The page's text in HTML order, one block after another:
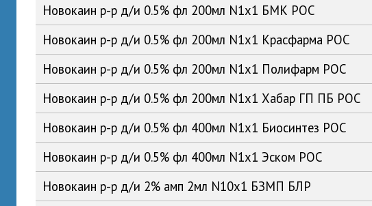
Новокаин р-р д/и 0.5% фл 200мл N1x1 БМК РОС
Новокаин р-р д/и 0.5% фл 200мл N1x1 Красфарма РОС
Новокаин р-р д/и 0.5% фл 200мл N1x1 Полифарм РОС
Новокаин р-р д/и 0.5% фл 200мл N1x1 Хабар ГП ПБ РОС
Новокаин р-р д/и 0.5% фл 400мл N1x1 Биосинтез РОС
Новокаин р-р д/и 0.5% фл 400мл N1x1 Эском РОС
Новокаин р-р д/и 2% амп 2мл N10x1 БЗМП БЛР